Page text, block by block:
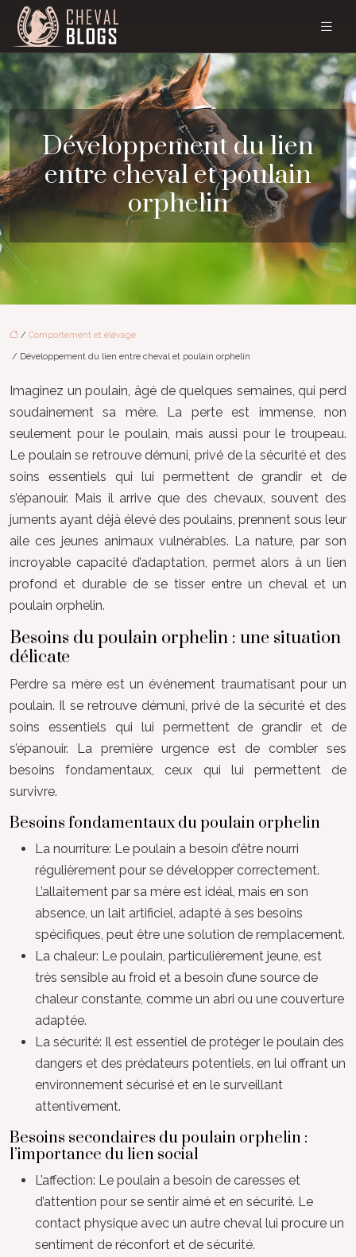
Développement du lien
entre cheval et poulain
orphelin
/ Comportement et élévage
/ Développement du lien entre cheval et poulain orphelin
Imaginez un poulain, âgé de quelques semaines, qui perd
soudainement sa mère. La perte est immense, non
seulement pour le poulain, mais aussi pour le troupeau.
Le poulain se retrouve démuni, privé de la sécurité et des
soins essentiels qui lui permettent de grandir et de
s’épanouir. Mais il arrive que des chevaux, souvent des
juments ayant déjà élevé des poulains, prennent sous leur
aile ces jeunes animaux vulnérables. La nature, par son
incroyable capacité d’adaptation, permet alors à un lien
profond et durable de se tisser entre un cheval et un
poulain orphelin.
Besoins du poulain orphelin : une situation
délicate
Perdre sa mère est un événement traumatisant pour un
poulain. Il se retrouve démuni, privé de la sécurité et des
soins essentiels qui lui permettent de grandir et de
s’épanouir. La première urgence est de combler ses
besoins fondamentaux, ceux qui lui permettent de
survivre.
Besoins fondamentaux du poulain orphelin
La nourriture: Le poulain a besoin d’être nourri
régulièrement pour se développer correctement.
L’allaitement par sa mère est idéal, mais en son
absence, un lait artificiel, adapté à ses besoins
spécifiques, peut être une solution de remplacement.
La chaleur: Le poulain, particulièrement jeune, est
très sensible au froid et a besoin d’une source de
chaleur constante, comme un abri ou une couverture
adaptée.
La sécurité: Il est essentiel de protéger le poulain des
dangers et des prédateurs potentiels, en lui offrant un
environnement sécurisé et en le surveillant
attentivement.
Besoins secondaires du poulain orphelin :
l’importance du lien social
L’affection: Le poulain a besoin de caresses et
d’attention pour se sentir aimé et en sécurité. Le
contact physique avec un autre cheval lui procure un
sentiment de réconfort et de sécurité.